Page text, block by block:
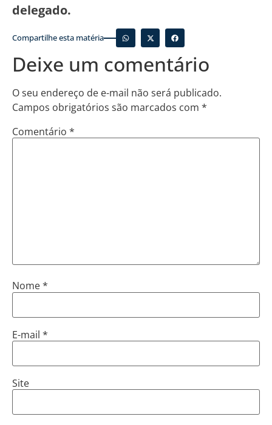
delegado.
Compartilhe esta matéria
Deixe um comentário
O seu endereço de e-mail não será publicado.
Campos obrigatórios são marcados com *
Comentário *
Nome*
E-mail *
Site